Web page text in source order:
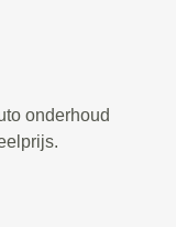
onderhoud